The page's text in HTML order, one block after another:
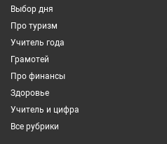
Выбор дня
Про туризм
Учитель года
Грамотей
Про финансы
Здоровье
Учитель и цифра
Все рубрики